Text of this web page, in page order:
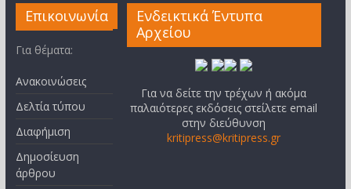
Επικοινωνία
Για θέματα:
Ανακοινώσεις
Δελτία τύπου
Διαφήμιση
Δημοσίευση
άρθρου
Ενδεικτικά Έντυπα
Αρχείου
Για να δείτε την τρέχων ή ακόμα
παλαιότερες εκδόσεις στείλετε email
στην διεύθυνση
kritipress@kritipress.gr